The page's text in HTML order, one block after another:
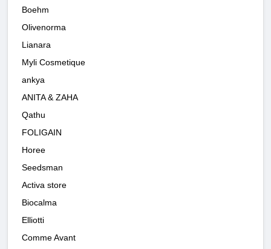
Boehm
Olivenorma
Lianara
Myli Cosmetique
ankya
ANITA & ZAHA
Qathu
FOLIGAIN
Horee
Seedsman
Activa store
Biocalma
Elliotti
Comme Avant